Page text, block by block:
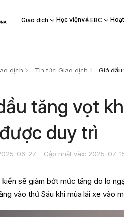
Giao dịch Học việnVề EBC
dịch Tin tức Giao dịch
tăng vọt
duy trì
06-27 Cập nhật vào: 2025-07-
kiến sẽ giảm bớt mức tăng do lo
vào thứ Sáu khi mùa lái xe vào